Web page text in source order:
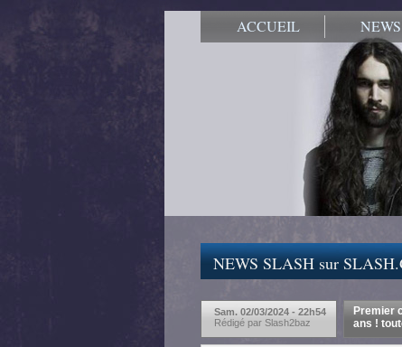
ACCUEIL NEWS
NEWS SLASH sur
Sam. 02/03/2024 - 22h54
Rédigé par Slash2baz
Premier
ans !